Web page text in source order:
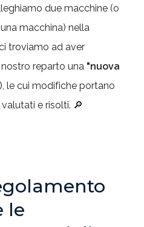
due macchine (o
macchina) nella
troviamo ad aver
reparto una "nuova
le cui modifiche portano
e risolti. 🔎
le